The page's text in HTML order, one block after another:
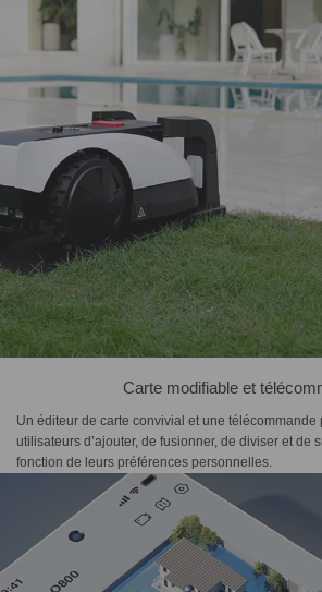
Carte modifiable et
Un éditeur de carte convivial et une télécommande
utilisateurs d’ajouter, de fusionner, de diviser et de
fonction de leurs préférences personnelles.